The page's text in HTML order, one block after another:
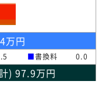
万円
■書換料 0.0
) 97.9万円